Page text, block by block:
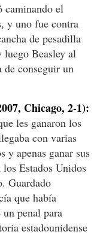
caminando el
y uno fue contra
de pesadilla
luego Beasley al
de conseguir un
Chicago, 2-1):
les ganaron los
con varias
y apenas ganar sus
Estados Unidos
Guardado
que había
penal para
estadounidense